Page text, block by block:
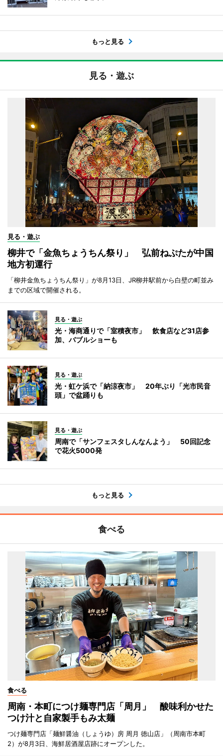
もっと見る
見る・遊ぶ
見る・遊ぶ
柳井で「金魚ちょうちん祭り」 弘前ねぷたが中国
地方初運行
「柳井金魚ちょうちん祭り」が8月13日、JR柳井駅前から白壁の町並み
までの区域で開催される。
見る・遊ぶ
光・海商通りで「室積夜市」 飲食店など31店参
加、バブルショーも
見る・遊ぶ
光・虹ケ浜で「納涼夜市」 20年ぶり「光市民音
頭」で盆踊りも
見る・遊ぶ
周南で「サンフェスタしんなんよう」 50回記念
で花火5000発
もっと見る
食べる
食べる
周南・本町につけ麺専門店「周月」 酸味利かせた
つけ汁と自家製手もみ太麺
つけ麺専門店「麺鮮醤油（しょうゆ）房 周月 徳山店」（周南市本町
2）が8月3日、海鮮居酒屋店跡にオープンした。